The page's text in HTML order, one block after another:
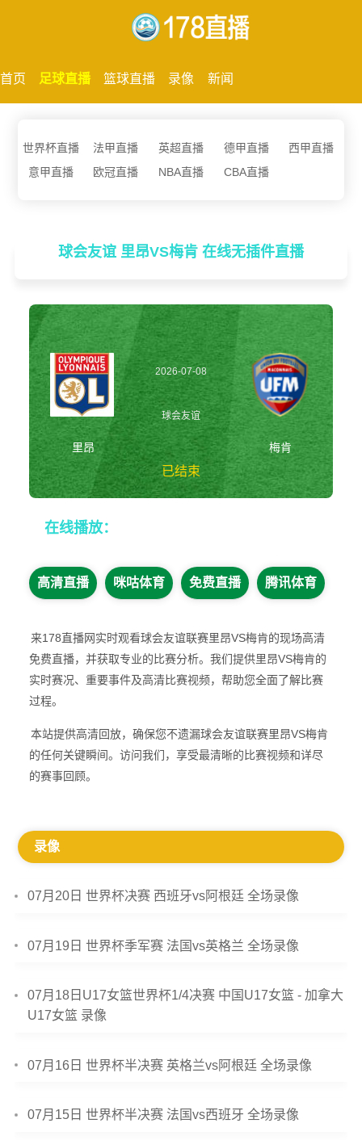
首页 足球直播 篮球直播 录像 新闻
世界杯直播 法甲直播 英超直播 德甲直播
西甲直播
意甲直播
欧冠直播 NBA直播 CBA直播
球会友谊 里昂VS梅肯 在线无插件直播
里昂
2026-07-08
16:30:00
球会友谊
已结束
梅肯
在线播放：
高清直播 咪咕体育 免费直播 腾讯体育
来178直播网实时观看球会友谊联赛里昂VS梅肯的现场高清
免费直播，并获取专业的比赛分析。我们提供里昂VS梅肯的
实时赛况、重要事件及高清比赛视频，帮助您全面了解比赛
过程。
本站提供高清回放，确保您不遗漏球会友谊联赛里昂VS梅肯
的任何关键瞬间。访问我们，享受最清晰的比赛视频和详尽
的赛事回顾。
录像
07月20日 世界杯决赛 西班牙vs阿根廷 全场录像
07月19日 世界杯季军赛 法国vs英格兰 全场录像
07月18日U17女篮世界杯1/4决赛 中国U17女篮 - 加拿大
U17女篮 录像
07月16日 世界杯半决赛 英格兰vs阿根廷 全场录像
07月15日 世界杯半决赛 法国vs西班牙 全场录像